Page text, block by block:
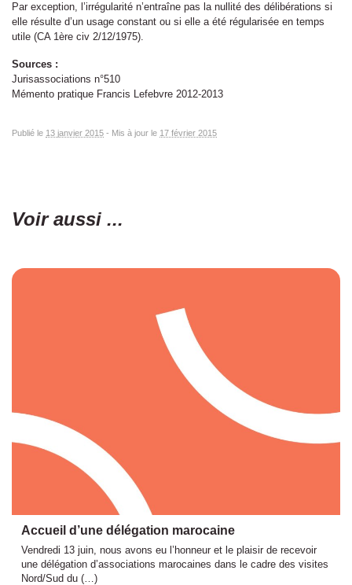
Par exception, l’irrégularité n’entraîne pas la nullité des délibérations si
elle résulte d’un usage constant ou si elle a été régularisée en temps
utile (CA 1ère civ 2/12/1975).
Sources :
Jurisassociations n°510
Mémento pratique Francis Lefebvre 2012-2013
Publié le 13 janvier 2015 - Mis à jour le 17 février 2015
Voir aussi ...
Accueil d’une délégation marocaine
Vendredi 13 juin, nous avons eu l’honneur et le plaisir de recevoir
une délégation d’associations marocaines dans le cadre des visites
Nord/Sud du (…)